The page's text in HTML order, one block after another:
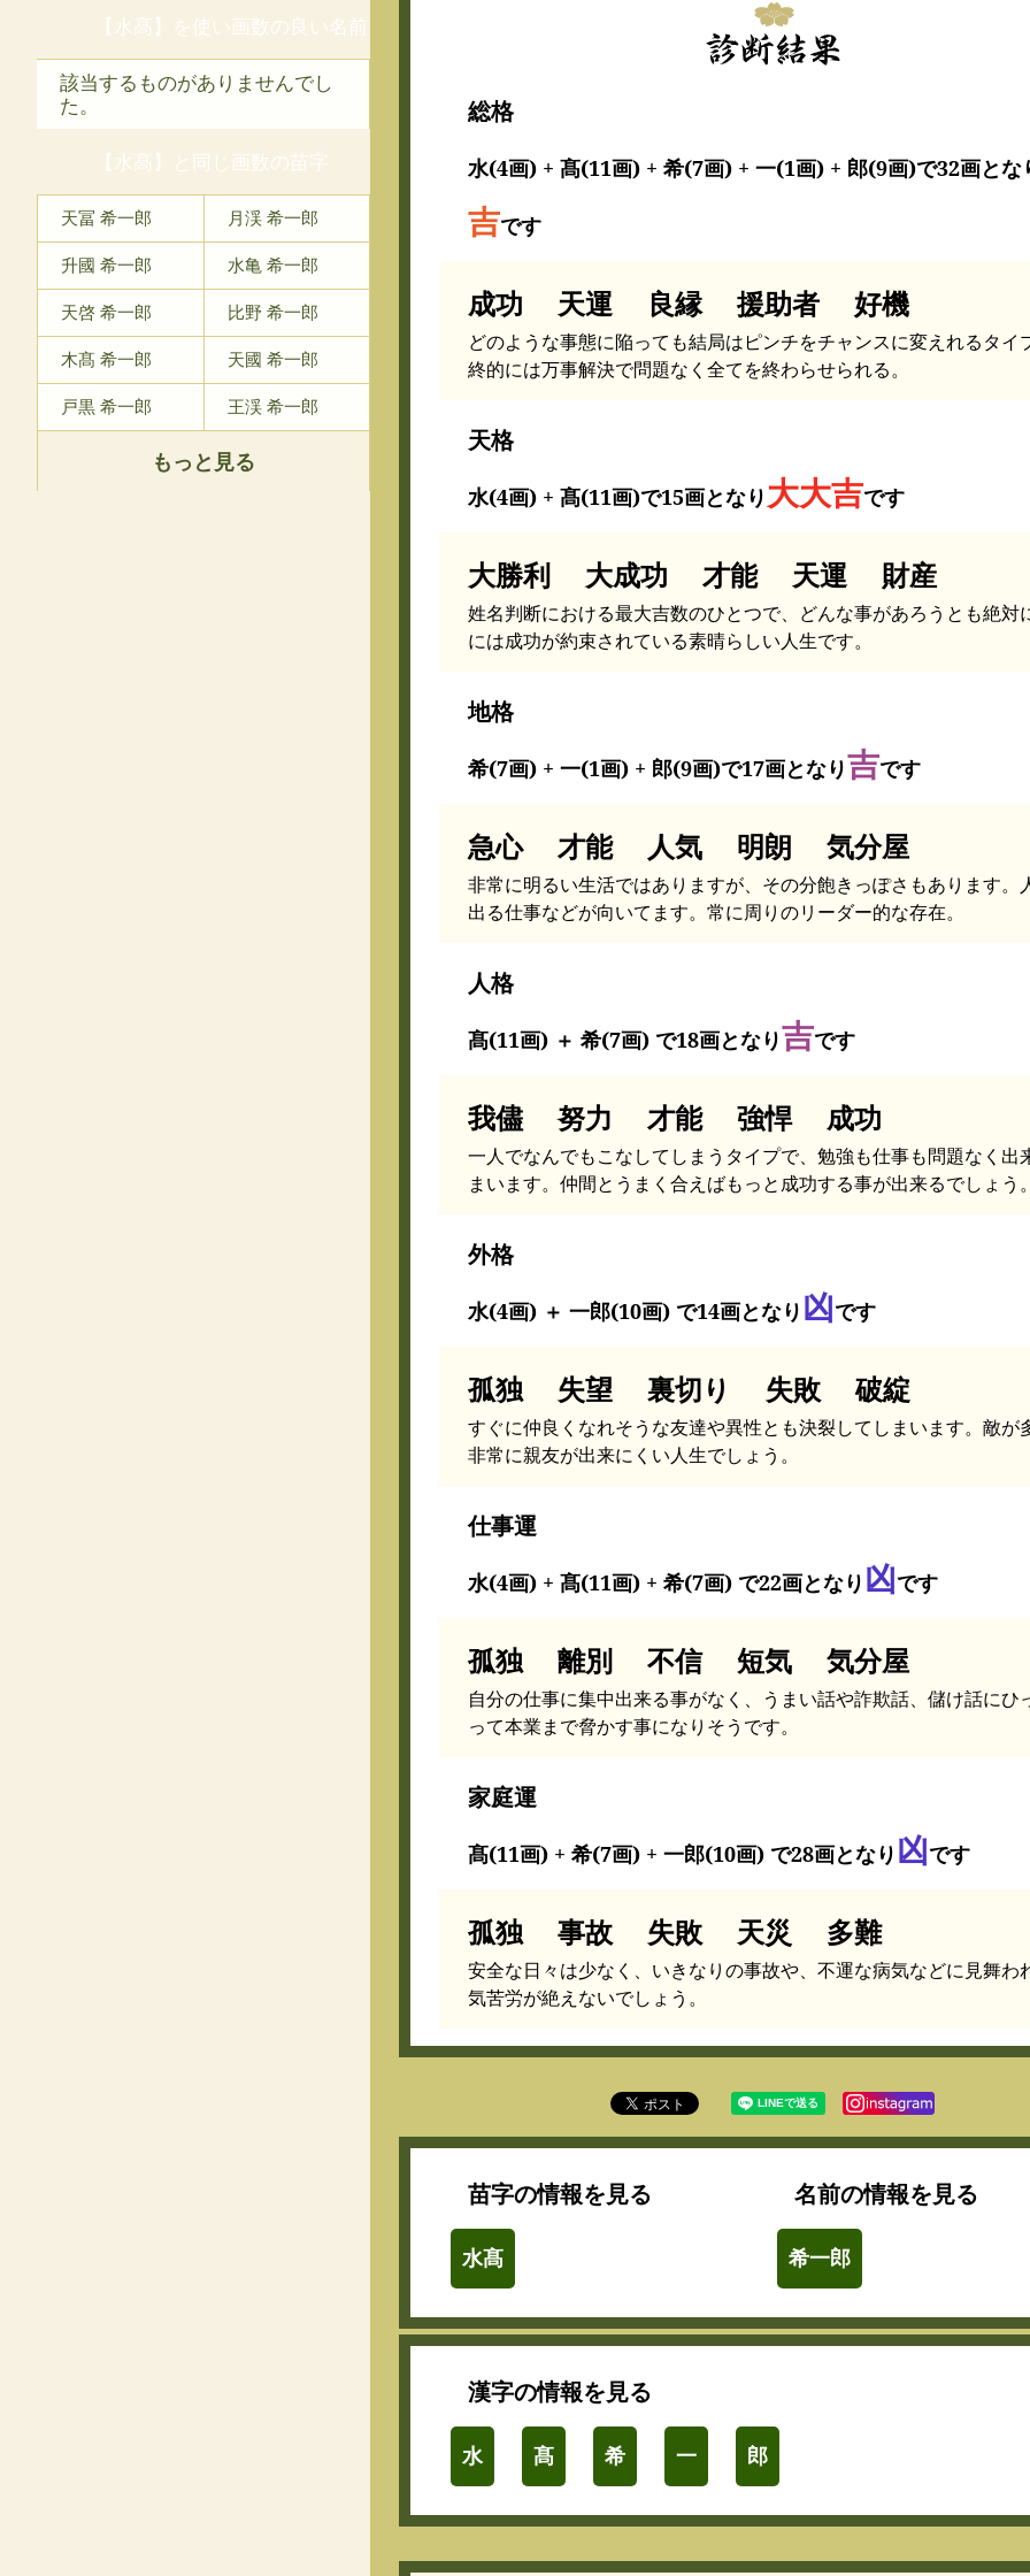
【水髙】を使い画数の良い名前
該当するものがありませんでし
た。
【水髙】と同じ画数の苗字
天冨 希一郎 月渓 希一郎
升國 希一郎 水亀 希一郎
天啓 希一郎 比野 希一郎
木髙 希一郎 天國 希一郎
戸黒 希一郎 王渓 希一郎
もっと見る
総格
水(4画) + 髙(11画) + 希(7画) + 一(1画) + 郎(9画)で32画とな
吉です
成功 天運 良縁 援助者 好機
どのような事態に陥っても結局はピンチをチャンスに変えれるタイ
終的には万事解決で問題なく全てを終わらせられる。
天格
水(4画) + 髙(11画)で15画となり 大大吉です
大勝利 大成功 才能 天運 財産
姓名判断における最大吉数のひとつで、どんな事があろうとも絶対
には成功が約束されている素晴らしい人生です。
地格
希(7画) + 一(1画) + 郎(9画)で17画となり吉です
急心 才能 人気 明朗 気分屋
非常に明るい生活ではありますが、その分飽きっぽさもあります。
出る仕事などが向いてます。常に周りのリーダー的な存在。
人格
髙(11画) ＋ 希(7画) で18画となり吉です
我儘 努力 才能 強悍 成功
一人でなんでもこなしてしまうタイプで、勉強も仕事も問題なく出
まいます。仲間とうまく合えばもっと成功する事が出来るでしょう。
外格
水(4画) ＋ 一郎(10画) で14画となり 凶です
孤独 失望 裏切り 失敗 破綻
すぐに仲良くなれそうな友達や異性とも決裂してしまいます。敵が
非常に親友が出来にくい人生でしょう。
仕事運
水(4画) + 髙(11画) + 希(7画) で22画となり 凶です
孤独 離別 不信 短気 気分屋
自分の仕事に集中出来る事がなく、うまい話や詐欺話、儲け話にひ
って本業まで脅かす事になりそうです。
家庭運
髙(11画) + 希(7画) + 一郎(10画) で28画となり 凶です
孤独 事故 失敗 天災 多難
安全な日々は少なく、いきなりの事故や、不運な病気などに見舞わ
気苦労が絶えないでしょう。
苗字の情報を見る
水髙
名前の情報を見る
希一郎
漢字の情報を見る
水 髙 希 一 郎